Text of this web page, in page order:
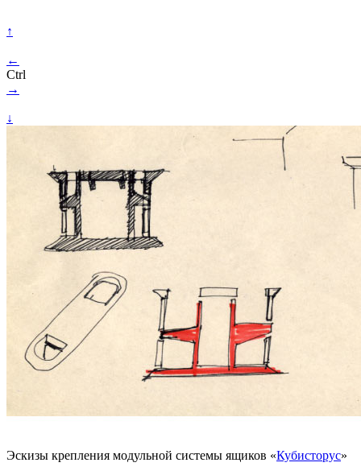
↑
←
Ctrl
→
↓
Эскизы крепления модульной системы ящиков «Кубисторус»